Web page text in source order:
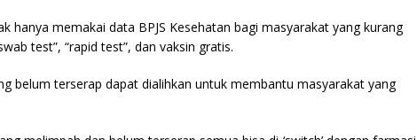
hanya memakai data BPJS Kesehatan bagi masyarakat yang kurang
test”, “rapid test”, dan vaksin gratis.
belum terserap dapat dialihkan untuk membantu masyarakat yang